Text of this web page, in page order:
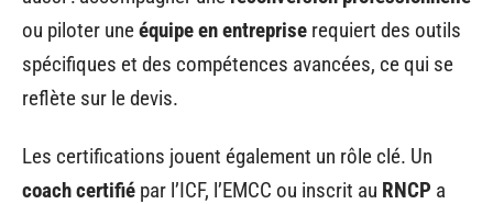
ou piloter uneéquipe en entreprise requiert des outils
spécifiques et des compétences avancées, ce qui se
reflète sur le devis.
Les certifications jouent également un rôle clé. Un
coach certifié par l’ICF, l’EMCC ou inscrit au RNCP a